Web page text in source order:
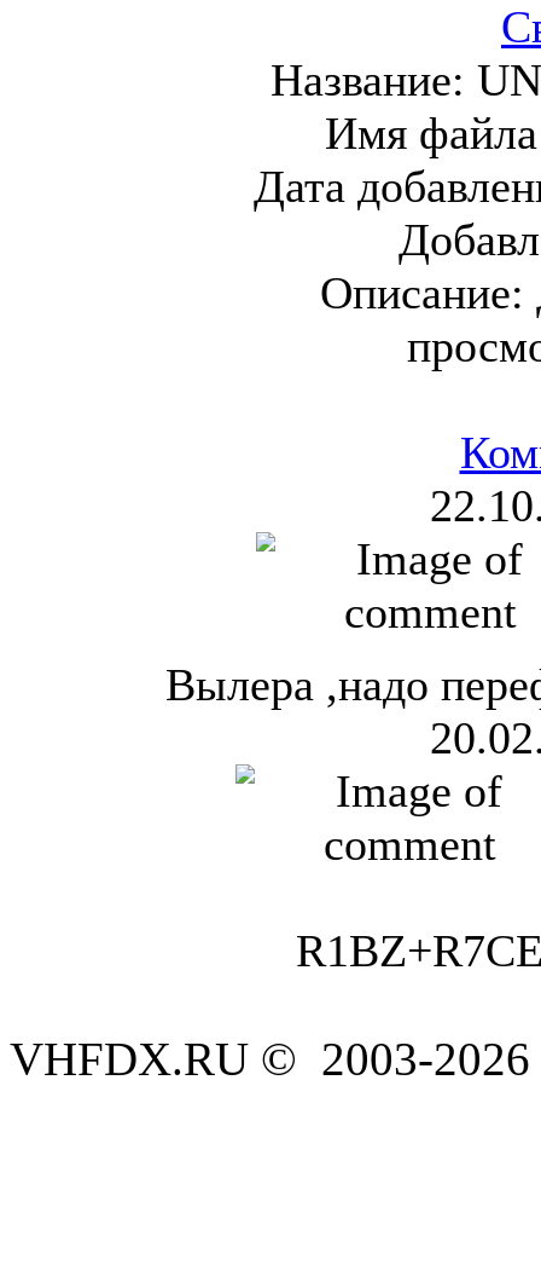
Название:
Имя
Дата
Описание:
Вылера ,надо
VHFDX.RU © 2003-2026